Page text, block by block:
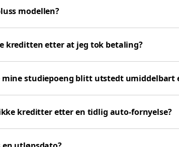
modellen?
kreditten etter at jeg tok betaling?
studiepoeng blitt utstedt umiddelbart
kreditter etter en tidlig auto-fornyelse?